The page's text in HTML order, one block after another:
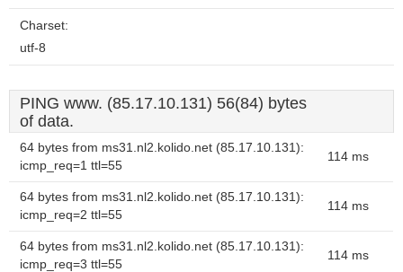
Charset:
utf-8
PING www. (85.17.10.131) 56(84) bytes
of data.
64 bytes from ms31.nl2.kolido.net (85.17.10.131):
icmp_req=1 ttl=55
114 ms
64 bytes from ms31.nl2.kolido.net (85.17.10.131):
icmp_req=2 ttl=55
114 ms
64 bytes from ms31.nl2.kolido.net (85.17.10.131):
icmp_req=3 ttl=55
114 ms